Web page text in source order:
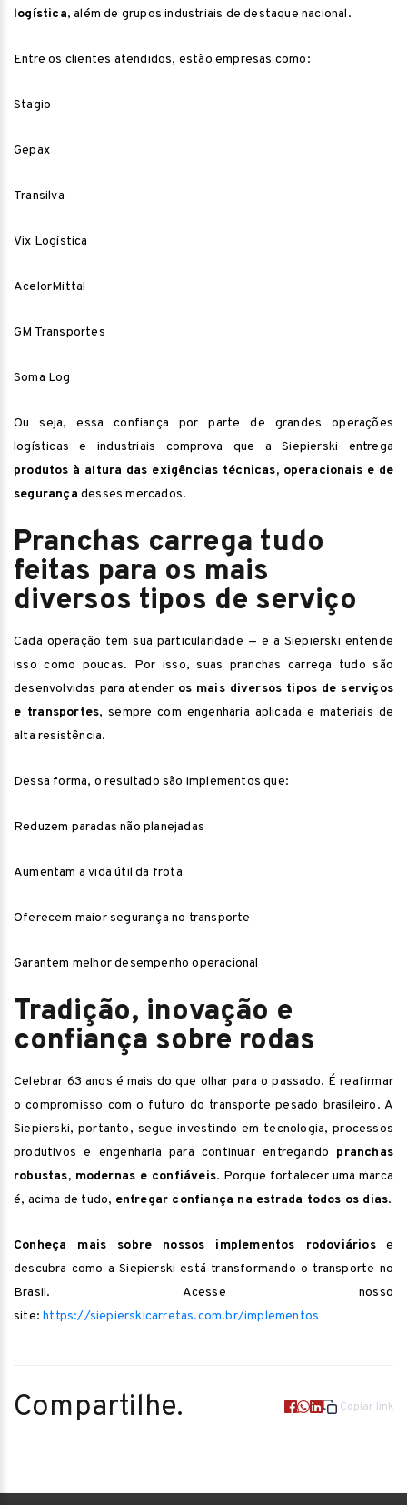
logística, além de grupos industriais de destaque nacional.
Entre os clientes atendidos, estão empresas como:
Stagio
Gepax
Transilva
Vix Logística
AcelorMittal
GM Transportes
Soma Log
Ou seja, essa confiança por parte de grandes operações
logísticas e industriais comprova que a Siepierski entrega
produtos à altura das exigências técnicas, operacionais e de
segurança desses mercados.
Pranchas carrega tudo
feitas para os mais
diversos tipos de serviço
Cada operação tem sua particularidade — e a Siepierski entende
isso como poucas. Por isso, suas pranchas carrega tudo são
desenvolvidas para atender os mais diversos tipos de serviços
e transportes, sempre com engenharia aplicada e materiais de
alta resistência.
Dessa forma, o resultado são implementos que:
Reduzem paradas não planejadas
Aumentam a vida útil da frota
Oferecem maior segurança no transporte
Garantem melhor desempenho operacional
Tradição, inovação e
confiança sobre rodas
Celebrar 63 anos é mais do que olhar para o passado. É reafirmar
o compromisso com o futuro do transporte pesado brasileiro. A
Siepierski, portanto, segue investindo em tecnologia, processos
produtivos e engenharia para continuar entregando pranchas
robustas, modernas e confiáveis. Porque fortalecer uma marca
é, acima de tudo, entregar confiança na estrada todos os dias.
Conheça mais sobre nossos implementos rodoviáriose
descubra como a Siepierski está transformando o transporte no
Brasil. Acesse nosso
site: https://siepierskicarretas.com.br/implementos
Compartilhe. Copiar link